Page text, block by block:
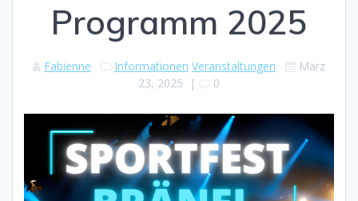
Programm 2025
Fabienne Informationen Veranstaltungen
März
23, 2025 | 0